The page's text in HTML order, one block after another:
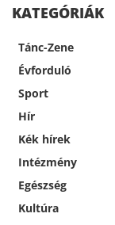
KATEGÓRIÁK
Tánc-Zene
Évforduló
Sport
Hír
Kék hírek
Intézmény
Egészség
Kultúra